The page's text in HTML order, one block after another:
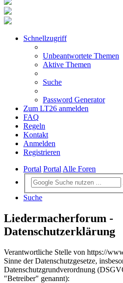
Schnellzugriff
Unbeantwortete Themen
Aktive Themen
Suche
Password Generator
Zum LT26 anmelden
FAQ
Regeln
Kontakt
Anmelden
Registrieren
Portal PortalAlle Foren
Suche
Liedermacherforum -
Datenschutzerklärung
Verantwortliche Stelle von https://
Sinne der Datenschutzgesetze,
Datenschutzgrundverordnung
"Betreiber" genannt):